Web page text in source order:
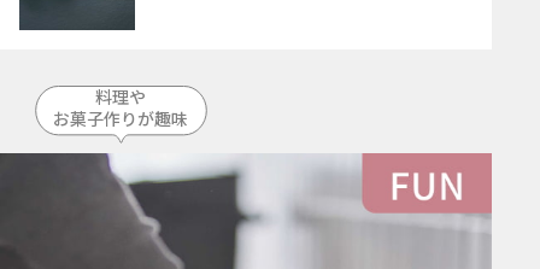
料理や
お菓子作りが趣味